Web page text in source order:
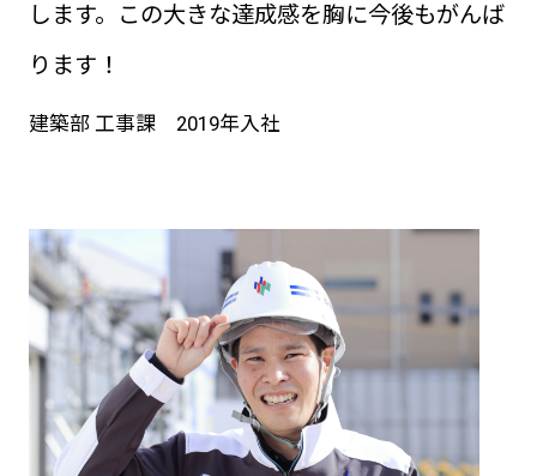
します。この大きな達成感を胸に今後もがんば
ります！
建築部 工事課 2019年入社